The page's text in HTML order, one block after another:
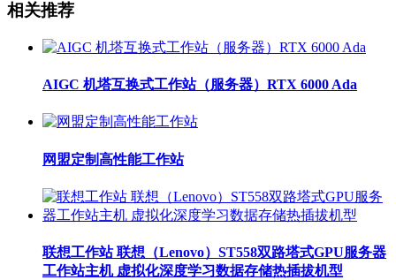
相关推荐
AIGC 机塔互换式工作站（服务器）RTX 6000 Ada
网盟定制高性能工作站
联想工作站 联想（Lenovo）ST558双路塔式GPU服务器
工作站主机 虚拟化深度学习数据存储热插拔机型